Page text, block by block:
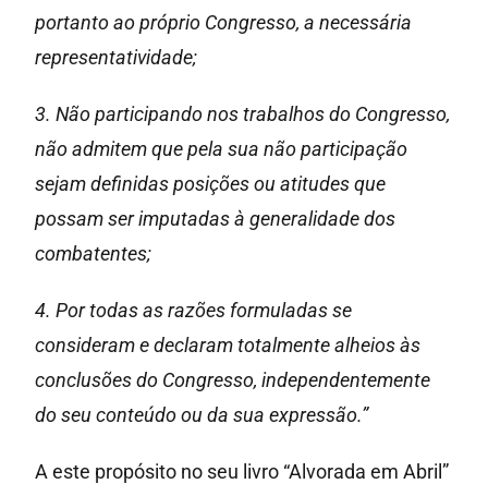
portanto ao próprio Congresso, a necessária
representatividade;
3. Não participando nos trabalhos do Congresso,
não admitem que pela sua não participação
sejam definidas posições ou atitudes que
possam ser imputadas à generalidade dos
combatentes;
4. Por todas as razões formuladas se
consideram e declaram totalmente alheios às
conclusões do Congresso, independentemente
do seu conteúdo ou da sua expressão.”
A este propósito no seu livro “Alvorada em Abril”